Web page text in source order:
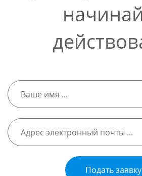
Подать заявку